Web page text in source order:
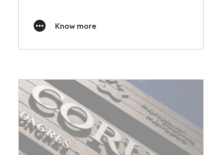
Know more